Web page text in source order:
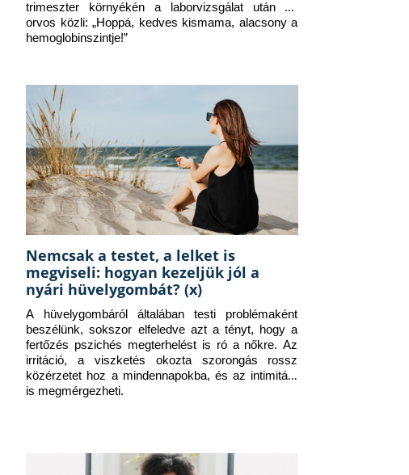
trimeszter környékén a laborvizsgálat után az
orvos közli: „Hoppá, kedves kismama, alacsony a
hemoglobinszintje!”
Nemcsak a testet, a lelket is
megviseli: hogyan kezeljük jól a
nyári hüvelygombát? (x)
A hüvelygombáról általában testi problémaként
beszélünk, sokszor elfeledve azt a tényt, hogy a
fertőzés pszichés megterhelést is ró a nőkre. Az
irritáció, a viszketés okozta szorongás rossz
közérzetet hoz a mindennapokba, és az intimitást
is megmérgezheti.